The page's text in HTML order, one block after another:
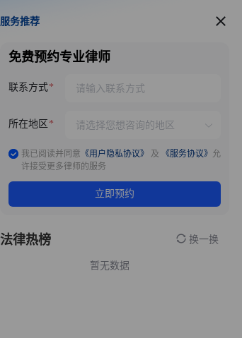
服务推荐
服务推荐
免费预约专业律师
联系方式
所在地区
我已阅读并同意 《用户隐私协议》 及 《服务协议》 允
许接受更多律师的服务
立即预约
法律热榜 换一换
暂无数据